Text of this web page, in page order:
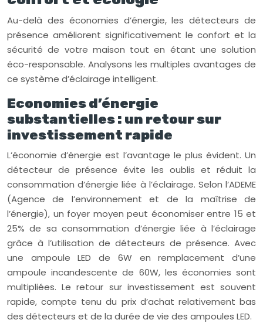
Au-delà des économies d’énergie, les détecteurs de
présence améliorent significativement le confort et la
sécurité de votre maison tout en étant une solution
éco-responsable. Analysons les multiples avantages de
ce système d’éclairage intelligent.
Economies d’énergie
substantielles : un retour sur
investissement rapide
L’économie d’énergie est l’avantage le plus évident. Un
détecteur de présence évite les oublis et réduit la
consommation d’énergie liée à l’éclairage. Selon l’ADEME
(Agence de l’environnement et de la maîtrise de
l’énergie), un foyer moyen peut économiser entre 15 et
25% de sa consommation d’énergie liée à l’éclairage
grâce à l’utilisation de détecteurs de présence. Avec
une ampoule LED de 6W en remplacement d’une
ampoule incandescente de 60W, les économies sont
multipliées. Le retour sur investissement est souvent
rapide, compte tenu du prix d’achat relativement bas
des détecteurs et de la durée de vie des ampoules LED.